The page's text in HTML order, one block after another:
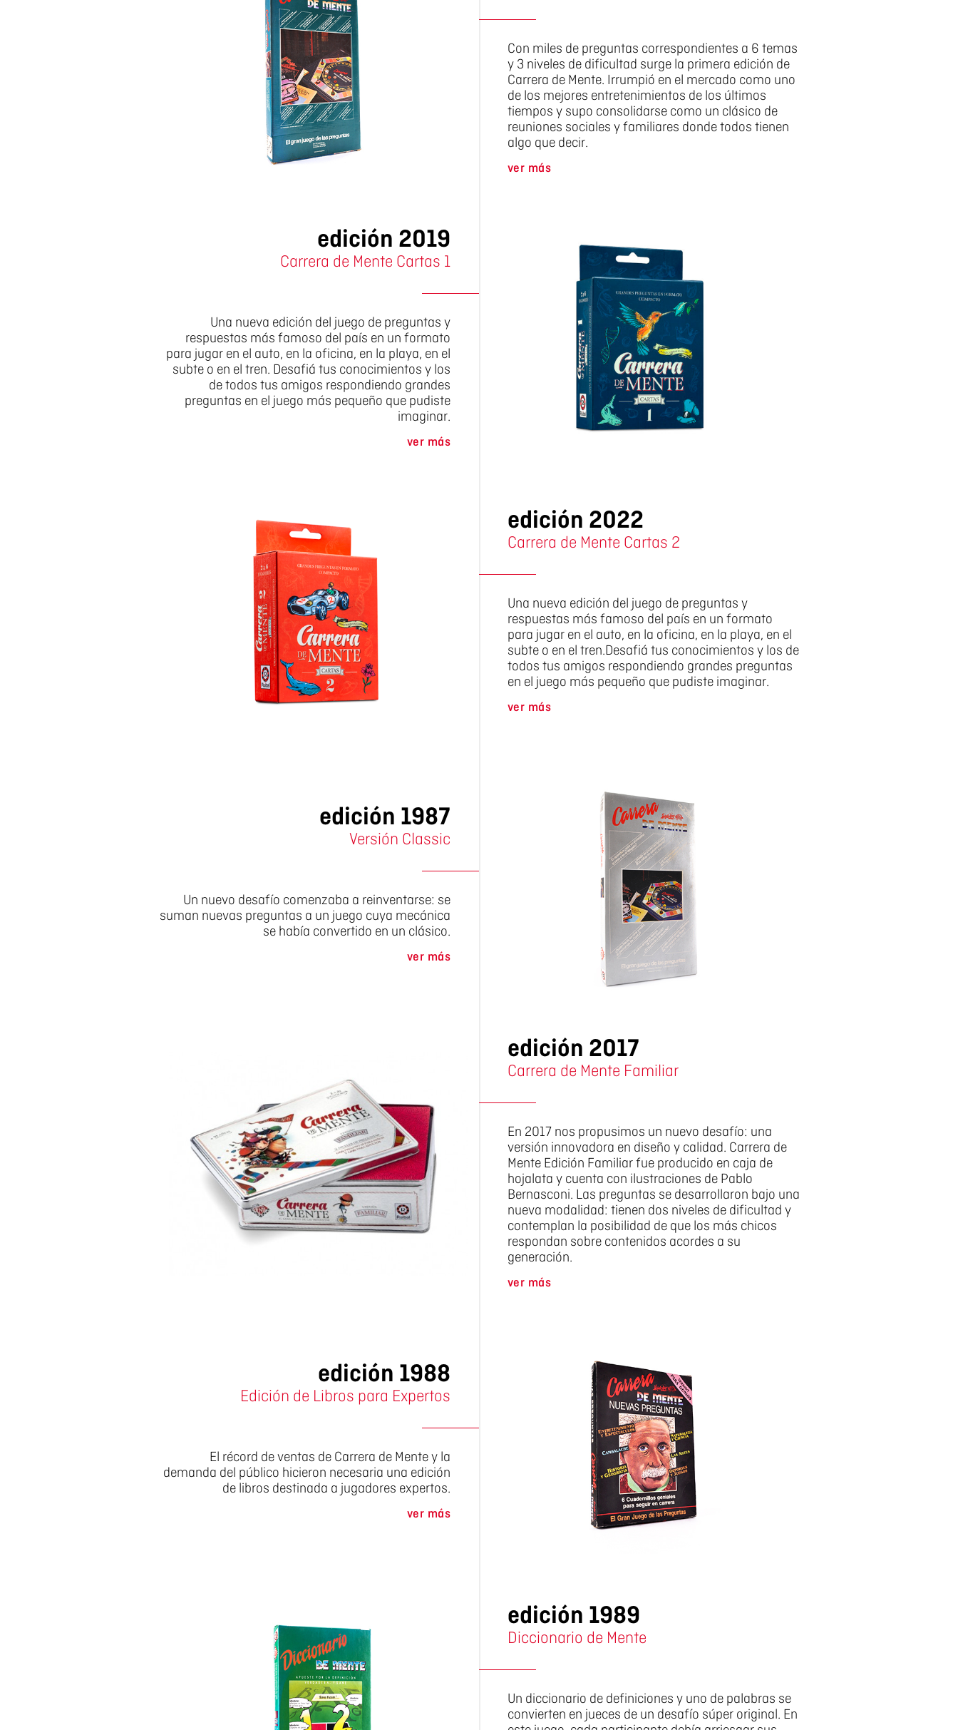
Con miles de preguntas correspondientes a 6 temas
y 3 niveles de dificultad surge la primera edición de
Carrera de Mente. Irrumpió en el mercado como uno
de los mejores entretenimientos de los últimos
tiempos y supo consolidarse como un clásico de
reuniones sociales y familiares donde todos tienen
algo que decir.
ver más
edición 2019
Carrera de Mente Cartas 1
Una nueva edición del juego de preguntas y
respuestas más famoso del país en un formato
para jugar en el auto, en la oficina, en la playa, en el
subte o en el tren. Desafiá tus conocimientos y los
de todos tus amigos respondiendo grandes
preguntas en el juego más pequeño que pudiste
imaginar.
ver más
edición 2022
Carrera de Mente Cartas 2
Una nueva edición del juego de preguntas y
respuestas más famoso del país en un formato
para jugar en el auto, en la oficina, en la playa, en el
subte o en el tren.Desafiá tus conocimientos y los de
todos tus amigos respondiendo grandes preguntas
en el juego más pequeño que pudiste imaginar.
ver más
edición 1987
Versión Classic
Un nuevo desafío comenzaba a reinventarse: se
suman nuevas preguntas a un juego cuya mecánica
se había convertido en un clásico.
ver más
edición 2017
Carrera de Mente Familiar
En 2017 nos propusimos un nuevo desafío: una
versión innovadora en diseño y calidad. Carrera de
Mente Edición Familiar fue producido en caja de
hojalata y cuenta con ilustraciones de Pablo
Bernasconi. Las preguntas se desarrollaron bajo una
nueva modalidad: tienen dos niveles de dificultad y
contemplan la posibilidad de que los más chicos
respondan sobre contenidos acordes a su
generación.
ver más
edición 1988
Edición de Libros para Expertos
El récord de ventas de Carrera de Mente y la
demanda del público hicieron necesaria una edición
de libros destinada a jugadores expertos.
ver más
edición 1989
Diccionario de Mente
Un diccionario de definiciones y uno de palabras se
convierten en jueces de un desafío súper original. En